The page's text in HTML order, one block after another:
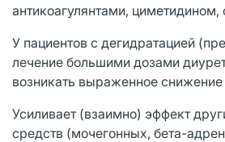
антикоагулянтами,
У пациентов с дегидратацией
лечение большими дозами
возникать выраженное
Усиливает (взаимно) эффект
средств (мочегонных, бета-